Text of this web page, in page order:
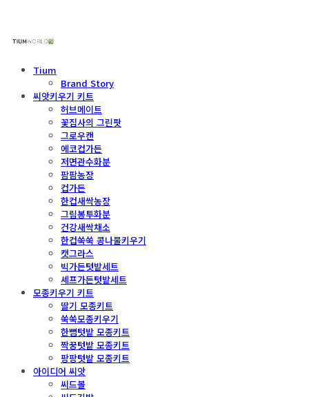
Tium
Brand Story
씨앗키우기 키트
허브메이트
꽃집사의 그린팟
그로우캔
에코컵가든
저면관수화분
팜팜농장
컵가든
한컵새싹농장
그림봉투화분
건강새싹채소
한컵쑥쑥 콩나물키우기
캣그라스
빅가든텃밭세트
셰프가든텃밭세트
모종키우기 키트
딸기 모종키트
쑥쑥모종키우기
한뼘텃밭 모종키트
짝꿍텃밭 모종키트
팡팡텃밭 모종키트
아이디어 씨앗
씨드볼